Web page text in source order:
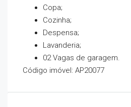
Copa;
Cozinha;
Despensa;
Lavanderia;
02 Vagas de garagem.
Código imóvel: AP20077